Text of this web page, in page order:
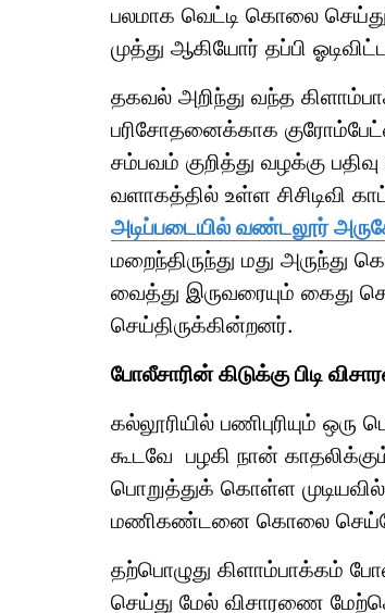
பலமாக வெட்டி கொலை
முத்து ஆகியோர் தப்பி
தகவல் அறிந்து வந்த
பரிசோதனைக்காக
சம்பவம் குறித்து வழக்கு
வளாகத்தில் உள்ள சிசிடிவி
அடிப்படையில் வண்டலூர்
மறைந்திருந்து மது
வைத்து இருவரையும் கைது
செய்திருக்கின்றனர்.
போலீசாரின் கிடுக்கு பிடி
கல்லூரியில் பணிபுரியும்
கூடவே பழகி நான்
பொறுத்துக் கொள்ள
மணிகண்டனை கொலை
தற்பொழுது கிளாம்பாக்கம்
செய்து மேல் விசாரணை